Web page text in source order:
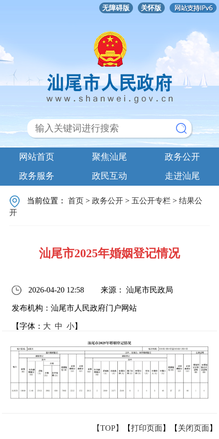
无障碍版 关怀版
网站首页 聚焦汕尾
政务公开
政务服务
政民互动 走进汕尾
当前位置：首页 >政务公开 > 五公开专栏 >结果公
开
汕尾市2025年婚姻登记情况
2026-04-20 12:58 来源： 汕尾市民政局
发布机构：汕尾市人民政府门户网站
【字体： 大 中 小】
【TOP】 【打印页面 】【 关闭页面 】